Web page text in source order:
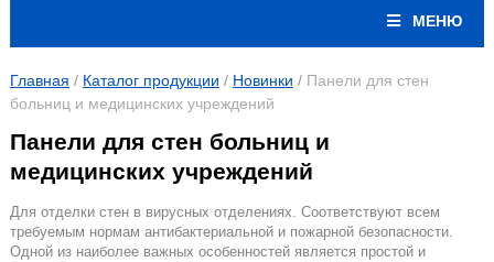
МЕНЮ
Главная / Каталог продукции / Новинки / Панели для стен
больниц и медицинских учреждений
Панели для стен больниц и
медицинских учреждений
Для отделки стен в вирусных отделениях. Соответствуют всем
требуемым нормам антибактериальной и пожарной безопасности.
Одной из наиболее важных особенностей является простой и